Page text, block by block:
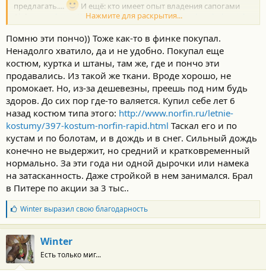
предлагать....
И ещё: кто имеет опыт владения сапогами
https://ohota-magazin.ru/obuv-dlja-...z-kauchuka-aigle-
parcours-2-generation-vario/
Нажмите для раскрытия...
Помню эти пончо)) Тоже как-то в финке покупал.
Ненадолго хватило, да и не удобно. Покупал еще
костюм, куртка и штаны, там же, где и пончо эти
продавались. Из такой же ткани. Вроде хорошо, не
промокает. Но, из-за дешевезны, преешь под ним будь
здоров. До сих пор где-то валяется. Купил себе лет 6
назад костюм типа этого: http://www.norfin.ru/letnie-
kostumy/397-kostum-norfin-rapid.html Таскал его и по
кустам и по болотам, и в дождь и в снег. Сильный дождь
конечно не выдержит, но средний и кратковременный
нормально. За эти года ни одной дырочки или намека
на затасканность. Даже стройкой в нем занимался. Брал
в Питере по акции за 3 тыс..
Б
л
а
г
о
д
а
Winterвыразил свою благодарность
Winter
Есть только миг...